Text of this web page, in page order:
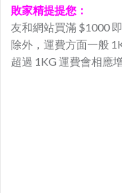
敗家精提提您：
友和網站買滿 $1000
除外，運費方面一般
超過 1KG 運費會相應增